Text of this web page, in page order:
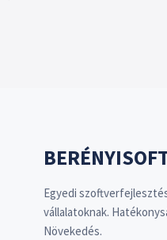
Egyedi
vállalatoknak.
Növekedés.